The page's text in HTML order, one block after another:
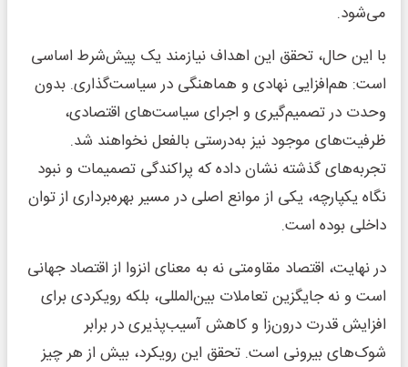
می‌شود.
با این حال، تحقق این اهداف نیازمند یک پیش‌شرط اساسی
است: هم‌افزایی نهادی و هماهنگی در سیاست‌گذاری. بدون
وحدت در تصمیم‌گیری و اجرای سیاست‌های اقتصادی،
ظرفیت‌های موجود نیز به‌درستی بالفعل نخواهند شد.
تجربه‌های گذشته نشان داده که پراکندگی تصمیمات و نبود
نگاه یکپارچه، یکی از موانع اصلی در مسیر بهره‌برداری از توان
داخلی بوده است.
در نهایت، اقتصاد مقاومتی نه به معنای انزوا از اقتصاد جهانی
است و نه جایگزین تعاملات بین‌المللی، بلکه رویکردی برای
افزایش قدرت درون‌زا و کاهش آسیب‌پذیری در برابر
شوک‌های بیرونی است. تحقق این رویکرد، بیش از هر چیز